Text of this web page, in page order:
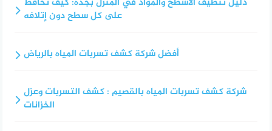
على كل سطح دون إتلافه
أفضل شركة كشف تسربات المياه بالرياض
شركة كشف تسربات المياه بالقصيم : كشف التسربات وعزل
الخزانات